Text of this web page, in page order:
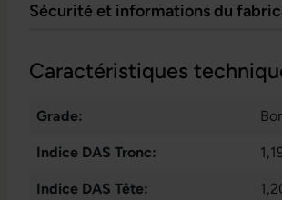
Sécurité et informations du
Caractéristiques
Grade:
Indice DAS Tronc:
Indice DAS Tête: